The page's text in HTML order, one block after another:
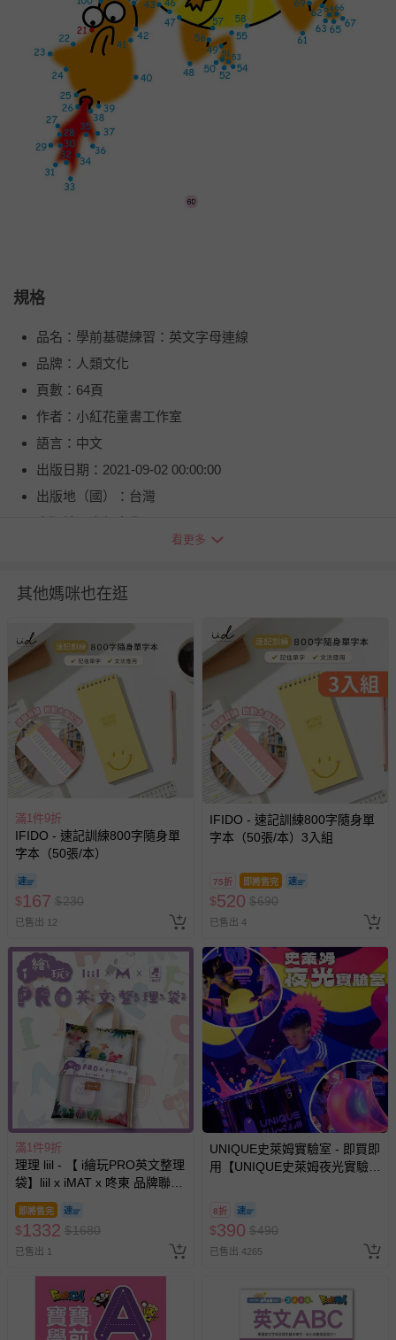
規格
品名：學前基礎練習：英文字母連線
品牌：人類文化
頁數：64頁
作者：小紅花童書工作室
語言：中文
出版日期：2021-09-02 00:00:00
出版地（國）：台灣
供電資訊：X
規格：21cm(W)×29.6cm(L) ×0.5cm(書背)/64頁/膠裝全彩
適讀年齡：4〜6歲
退換貨須知
您所購買的商品享有7天的鑑賞期／猶豫期權益，但此期間
並非試用期，您所退回的商品必須是未經使用的全新狀態，
包含完整包裝、配件、說明文件及贈品等。
如需退換貨，請於收到商品7天（含例假日內提出），如為
瑕疵退換貨所產生的運費，將由媽咪愛負責處理，若非瑕疵
退貨，您可至『查詢訂單』>『已出貨』中查詢該筆訂單，
並點選『我要退貨』即可進行申請。若有相關退貨問題，請
LINE@客服ID: @mamilove我們將依序為您處理
針對滿件折/滿額贈…等活動，如因部份退貨，而該訂單保
留商品未達活動門檻，將以原價計算，活動贈品亦需一併退
回。
部分商品依據消費者保護法的規定，不適用七天鑑賞期/猶
豫期範圍：
易於腐敗、保存期限較短或解約時即將逾期（例如生鮮
商品、食品等）。
客製化商品（例如客製生日書、姓名貼等）。
報紙、期刊或雜誌（惟書籍如經拆封、使用，則酌收整
新費用）。
經消費者拆封之影音商品或電腦軟體（例如 DVD、CD
非以有形媒介提供之數位內容或一經提供即為完成之線
上服務，經消費者事先同意始提供（例如線上課程、遊
戲或活動點數等）。
已拆封之以下類型商品：
-個人衛生用品（例如尿布、貼身衣物、泳裝、襪子、地
墊、寢具類等）。
看更多
其他媽咪也在逛
滿1件9折
IFIDO - 速記訓練800字隨身單
字本（50張/本）
$167 $230
已售出 12
IFIDO - 速記訓練800字隨身單
字本（50張/本）3入組
75折 即將售完
$520 $690
已售出 4
滿1件9折
理理 liil - 【 i繪玩PRO英文整理
袋】liil x iMAT x 咚東 品牌聯名
商品 (一組)
即將售完
$1332 $1680
已售出 1
UNIQUE史萊姆實驗室 - 即買即
用【UNIQUE史萊姆夜光實驗室
8/30 (電子票券，於展期現場憑
訂單編號兌換，逾期作廢) (大
人小孩均一價(3歲以上需購票))
8折
$390 $490
已售出 4265